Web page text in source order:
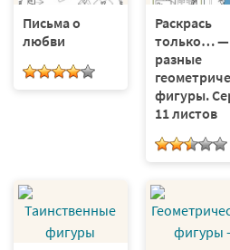
Письма о
любви
Раскрась
только… —
разные
фигуры.
11 листов